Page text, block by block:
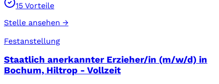
15 Vorteile
Stelle ansehen →
Festanstellung
Staatlich anerkannter Erzieher/in (m/w/d) in
Bochum, Hiltrop - Vollzeit